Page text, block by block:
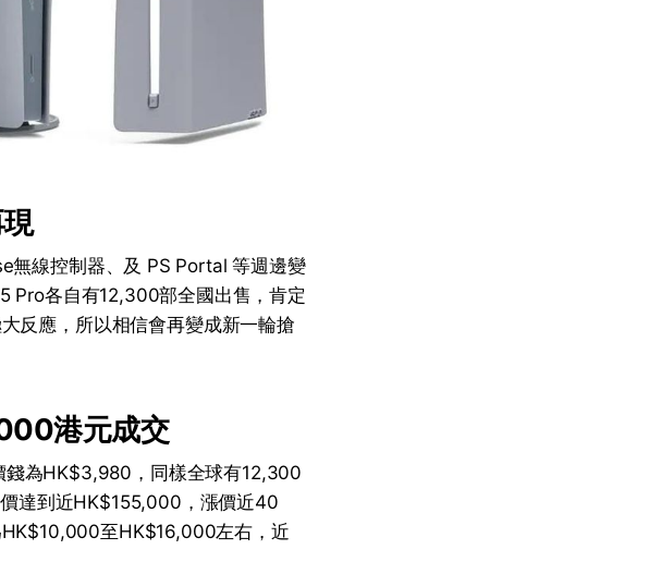
無線控制器、及 PS Portal 等週邊變
Pro各自有12,300部全國出售，肯定
反應，所以相信會再變成新一輪搶
港元成交
錢為HK$3,980，同樣全球有12,300
達到近HK$155,000，漲價近40
至HK$16,000左右，近